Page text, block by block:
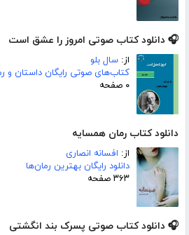
🎧 دانلود کتاب صوتی امروز را عشق است
از: سال بلو
کتاب‌های صوتی رایگان داستان و
۰ صفحه
دانلود کتاب رمان همسایه
از: افسانه انصاری
دانلود رایگان بهترین رمان‌ها
۳۶۳ صفحه
🎧 دانلود کتاب صوتی پسرک بند انگشتی